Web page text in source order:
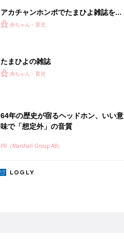
アカチャンホンポでたまひよ雑誌を買
うとポイント10倍【期間限定】
赤ちゃん・育児
たまひよの雑誌
赤ちゃん・育児
64年の歴史が宿るヘッドホン、いい意
味で「想定外」の音質
PR（Marshall Group AB）